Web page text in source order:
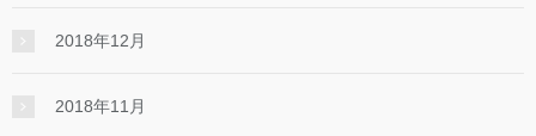
2018年12月
2018年11月